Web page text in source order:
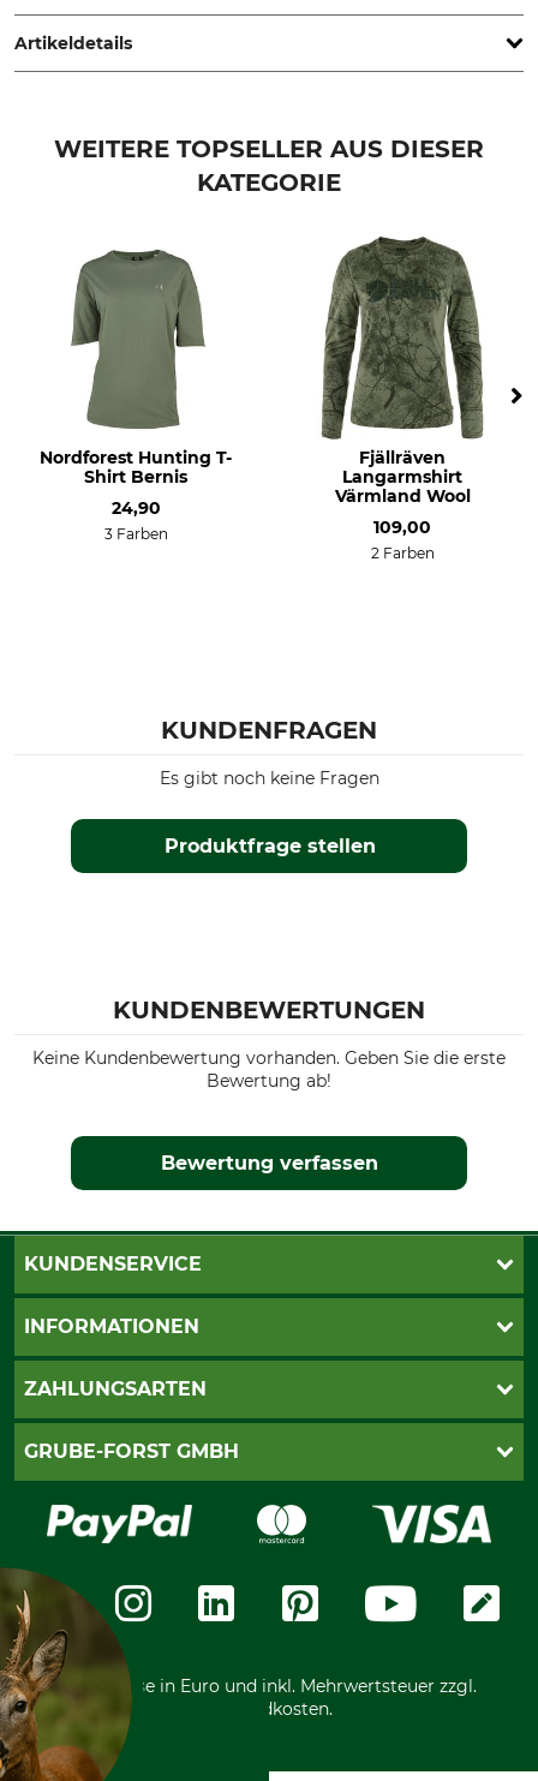
www.grube.de
Artikeldetails
Oberstoff
Damen
Passform
comfort
Umwelt
Made in Europe
Herstellung
Made in Portugal
Konfektionsgröße
WEITERE TOPSELLER AUS DIESER
KATEGORIE
Nordforest Hunting T-
Shirt Bernis
24,90
3 Farben
Fjällräven
Langarmshirt
Värmland Wool
109,00
2 Farben
KUNDENFRAGEN
Produktfrage stellen
Es gibt noch keine Fragen
KUNDENBEWERTUNGEN
Keine Kundenbewertung vorhanden. Geben Sie die erste
Bewertung ab!
Bewertung verfassen
KUNDENSERVICE
Katalogbestellung
INFORMATIONEN
AGB
Widerrufsformular
Zahlungsarten
ZAHLUNGSARTEN
PayPal
Rechnung
Vorkasse
GRUBE-FORST GMBH
Karriere
Über uns
Community
International
*Alle Preise in Euro und inkl. Mehrwertsteuer zzgl.
Versandkosten.